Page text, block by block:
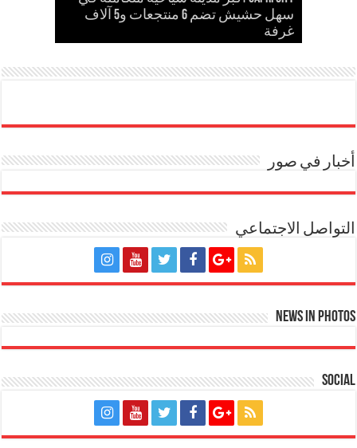
سهل حشيش تضم 6 منتجعات و5 آلاف
غرفة
مدحت بركات يكتب: كلمة حق في حسام
حسن
في لقاء ودي حاشد بمنشية القناطر
بحضور قيادات القبائل والعائلات المصرية
الأنظار بتصميم عالمي ارتدته سلمى عادل
في مهرجان كان
Cinema Track أول منصة رقمية لرصد
إيرادات السينما المصرية
أخبار في صور
التواصل الاجتماعي
News in Photos
Social